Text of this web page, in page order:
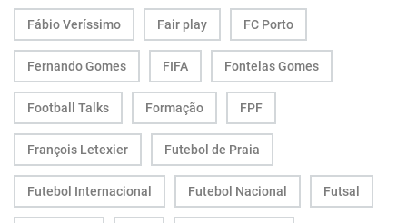
Fábio Veríssimo Fair play FC Porto
Fernando Gomes FIFA Fontelas Gomes
Football Talks Formação FPF
François Letexier Futebol de Praia
Futebol Internacional Futebol Nacional Futsal